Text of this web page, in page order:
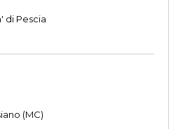
di Pescia
(MC)